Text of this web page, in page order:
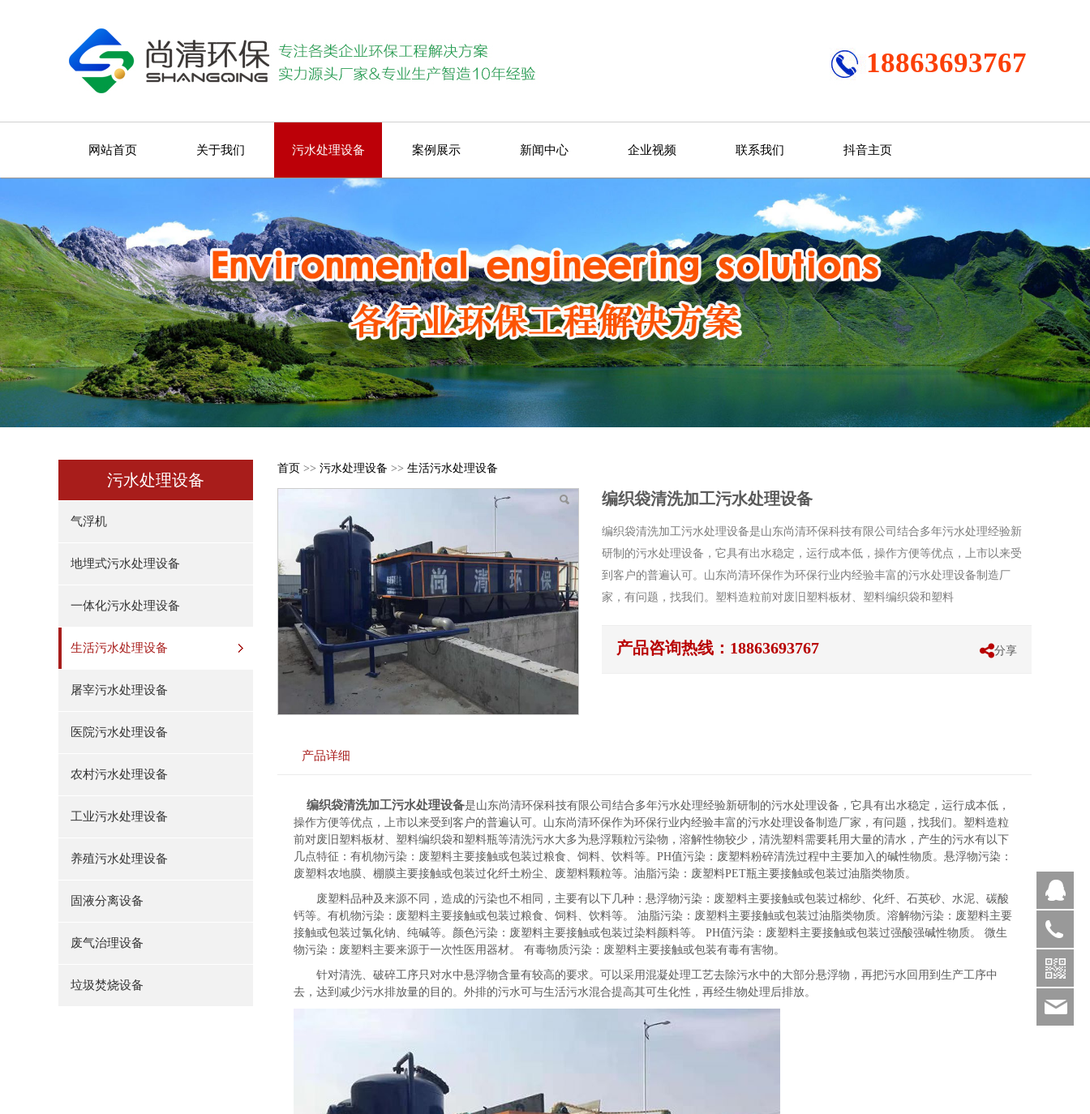
18863693767
网站首页 关于我们 污水处理设备 案例展示 新闻中心 企业视频 联系我们 抖音主页
污水处理设备
气浮机
地埋式污水处理设备
一体化污水处理设备
生活污水处理设备
屠宰污水处理设备
医院污水处理设备
农村污水处理设备
工业污水处理设备
养殖污水处理设备
固液分离设备
废气治理设备
垃圾焚烧设备
首页 >> 污水处理设备 >> 生活污水处理设备
编织袋清洗加工污水处理设备
编织袋清洗加工污水处理设备是山东尚清环保科技有限公司结合多年污水处理经验新
研制的污水处理设备，它具有出水稳定，运行成本低，操作方便等优点，上市以来受
到客户的普遍认可。山东尚清环保作为环保行业内经验丰富的污水处理设备制造厂
家，有问题，找我们。塑料造粒前对废旧塑料板材、塑料编织袋和塑料
产品咨询热线：18863693767 分享
产品详细
编织袋清洗加工污水处理设备是山东尚清环保科技有限公司结合多年污水处理经验新研制的污水处理设备，它具有出水稳定，运行成本低，
操作方便等优点，上市以来受到客户的普遍认可。山东尚清环保作为环保行业内经验丰富的污水处理设备制造厂家，有问题，找我们。塑料造粒
前对废旧塑料板材、塑料编织袋和塑料瓶等清洗污水大多为悬浮颗粒污染物，溶解性物较少，清洗塑料需要耗用大量的清水，产生的污水有以下
几点特征：有机物污染：废塑料主要接触或包装过粮食、饲料、饮料等。PH值污染：废塑料粉碎清洗过程中主要加入的碱性物质。悬浮物污染：
废塑料农地膜、棚膜主要接触或包装过化纤土粉尘、废塑料颗粒等。油脂污染：废塑料PET瓶主要接触或包装过油脂类物质。
废塑料品种及来源不同，造成的污染也不相同，主要有以下几种：悬浮物污染：废塑料主要接触或包装过棉纱、化纤、石英砂、水泥、碳酸
钙等。有机物污染：废塑料主要接触或包装过粮食、饲料、饮料等。 油脂污染：废塑料主要接触或包装过油脂类物质。溶解物污染：废塑料主要
接触或包装过氯化钠、纯碱等。颜色污染：废塑料主要接触或包装过染料颜料等。 PH值污染：废塑料主要接触或包装过强酸强碱性物质。 微生
物污染：废塑料主要来源于一次性医用器材。 有毒物质污染：废塑料主要接触或包装有毒有害物。
针对清洗、破碎工序只对水中悬浮物含量有较高的要求。可以采用混凝处理工艺去除污水中的大部分悬浮物，再把污水回用到生产工序中
去，达到减少污水排放量的目的。外排的污水可与生活污水混合提高其可生化性，再经生物处理后排放。